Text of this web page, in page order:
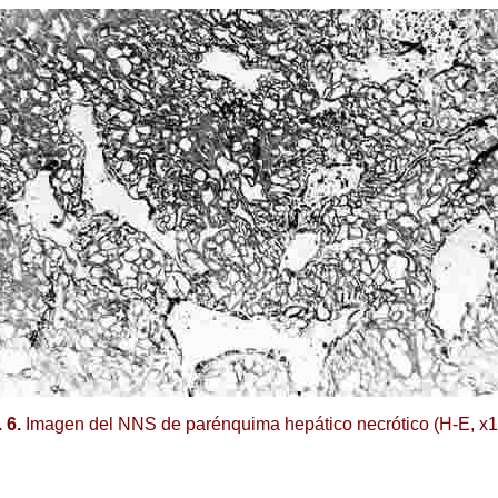
6. Imagen del NNS de parénquima hepático necrótico (H-E,